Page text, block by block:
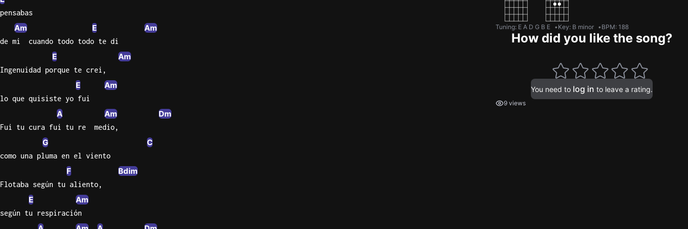
pensabas
Am E Am
de mi  cuando todo todo te di
E Am
Ingenuidad porque te crei,
E Am
lo que quisiste yo fui
A Am Dm
Fui tu cura fui tu re  medio,
G C
como una pluma en el viento
F Bdim
Flotaba según tu aliento,
E Am
según tu respiración
Tuning: E A D G B E Key: B minor BPM: 188
How did you like the song?
You need to log in to leave a rating.
9 views